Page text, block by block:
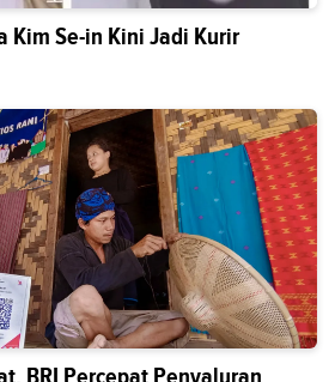
Kim Se-in Kini Jadi Kurir